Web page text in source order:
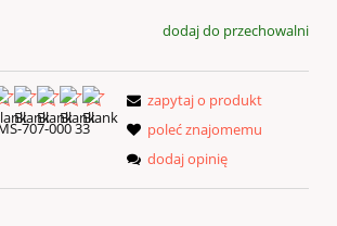
dodaj do przechowalni
707-000 33
zapytaj o produkt
poleć znajomemu
dodaj opinię